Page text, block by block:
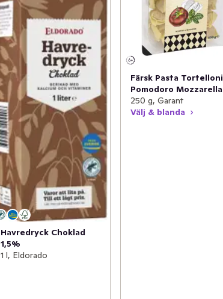
Havredryck Choklad
1,5%
1 l, Eldorado
Färsk Pasta Tortelloni
Pomodoro Mozzarella
250 g, Garant
Välj & blanda